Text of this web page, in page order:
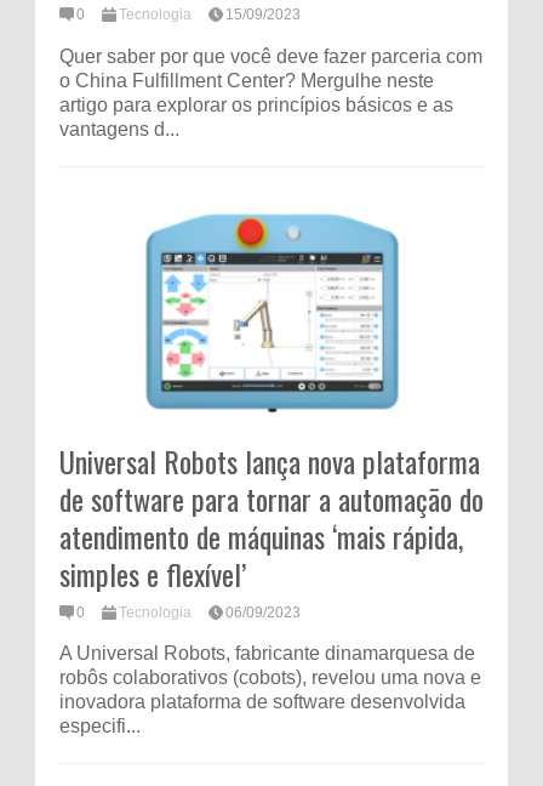
0 Tecnologia 15/09/2023
Quer saber por que você deve fazer parceria com
o China Fulfillment Center? Mergulhe neste
artigo para explorar os princípios básicos e as
vantagens d...
Universal Robots lança nova plataforma
de software para tornar a automação do
atendimento de máquinas ‘mais rápida,
simples e flexível’
0 Tecnologia 06/09/2023
A Universal Robots, fabricante dinamarquesa de
robôs colaborativos (cobots), revelou uma nova e
inovadora plataforma de software desenvolvida
especifi...